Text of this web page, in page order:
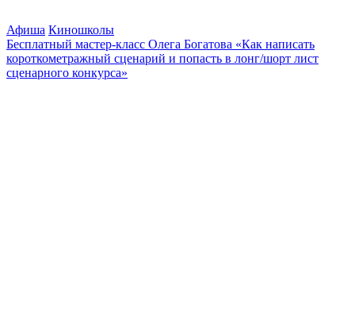
Афиша Киношколы
Бесплатный мастер-класс Олега Богатова «Как написать
короткометражный сценарий и попасть в лонг/шорт лист
сценарного конкурса»